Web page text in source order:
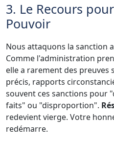
3. Le Recours
Pouvoir
Nous attaquons la sanction
Comme l'administration
elle a rarement des preuves
précis, rapports
souvent ces sanctions pour
faits" ou "disproportion".
redevient vierge. Votre
redémarre.